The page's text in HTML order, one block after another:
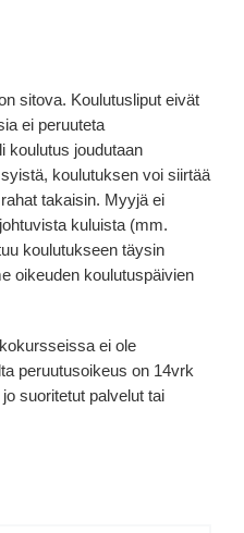
sitova. Koulutusliput eivät
ei peruuteta
koulutus joudutaan
koulutuksen voi siirtää
takaisin. Myyjä ei
kuluista (mm.
koulutukseen täysin
oikeuden koulutuspäivien
ei ole
peruutusoikeus on 14vrk
suoritetut palvelut tai